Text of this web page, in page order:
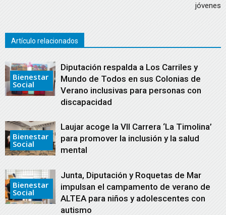
jóvenes
Artículo relacionados
Bienestar
Social
Diputación respalda a Los Carriles y
Mundo de Todos en sus Colonias de
Verano inclusivas para personas con
discapacidad
Bienestar
Social
Laujar acoge la VII Carrera ‘La Timolina’
para promover la inclusión y la salud
mental
Bienestar
Social
Junta, Diputación y Roquetas de Mar
impulsan el campamento de verano de
ALTEA para niños y adolescentes con
autismo